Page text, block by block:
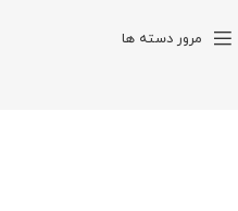
مرور دسته ها